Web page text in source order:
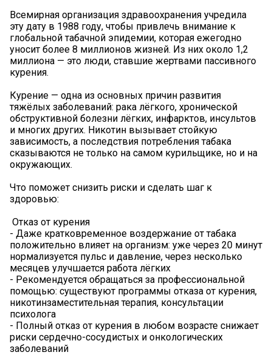
Всемирная организация здравоохранения учредила
эту дату в 1988 году, чтобы привлечь внимание к
глобальной табачной эпидемии, которая ежегодно
уносит более 8 миллионов жизней. Из них около 1,2
миллиона — это люди, ставшие жертвами пассивного
курения.
Курение — одна из основных причин развития
тяжёлых заболеваний: рака лёгкого, хронической
обструктивной болезни лёгких, инфарктов, инсультов
и многих других. Никотин вызывает стойкую
зависимость, а последствия потребления табака
сказываются не только на самом курильщике, но и на
окружающих.
Что поможет снизить риски и сделать шаг к
здоровью:
Отказ от курения
- Даже кратковременное воздержание от табака
положительно влияет на организм: уже через 20 минут
нормализуется пульс и давление, через несколько
месяцев улучшается работа лёгких
- Рекомендуется обращаться за профессиональной
помощью: существуют программы отказа от курения,
никотинзаместительная терапия, консультации
психолога
- Полный отказ от курения в любом возрасте снижает
риски сердечно-сосудистых и онкологических
заболеваний